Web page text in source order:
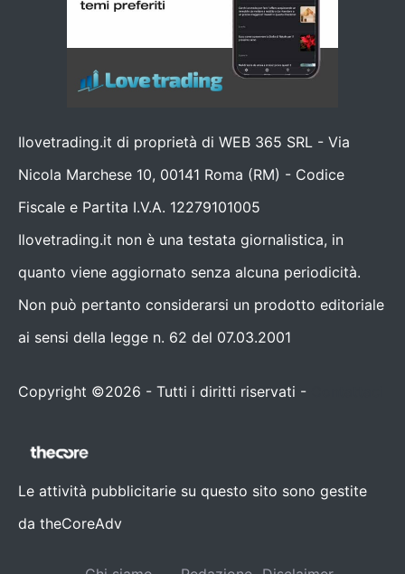
Ilovetrading.it di proprietà di WEB 365 SRL - Via
Nicola Marchese 10, 00141 Roma (RM) - Codice
Fiscale e Partita I.V.A. 12279101005
Ilovetrading.it non è una testata giornalistica, in
quanto viene aggiornato senza alcuna periodicità.
Non può pertanto considerarsi un prodotto editoriale
ai sensi della legge n. 62 del 07.03.2001
Copyright ©2026 - Tutti i diritti riservati -
Le attività pubblicitarie su questo sito sono gestite
da theCoreAdv